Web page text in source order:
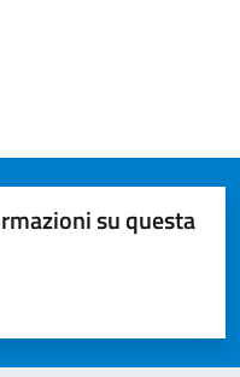
su questa
5